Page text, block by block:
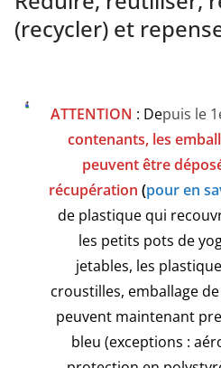
(recycler) et
ATTENTION : Depuis le
contenants, les
peuvent être
récupération (pour en
de plastique qui
les petits pots de
jetables, les
croustilles, emballage
peuvent maintenant
bleu (exceptions :